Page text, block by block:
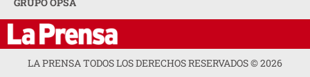
LA PRENSA TODOS LOS DERECHOS RESERVADOS ©2026